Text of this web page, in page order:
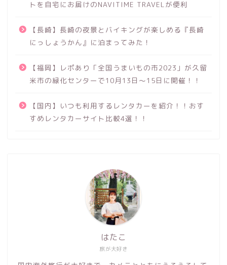
トを自宅にお届けのNAVITIME TRAVELが便利
【長崎】長崎の夜景とバイキングが楽しめる『長崎
にっしょうかん』に泊まってみた！
【福岡】レポあり「全国うまいもの市2023」が久留
米市の緑化センターで10月13日～15日に開催！！
【国内】いつも利用するレンタカーを紹介！！おす
すめレンタカーサイト比較4選！！
旅が大好き
はたこ